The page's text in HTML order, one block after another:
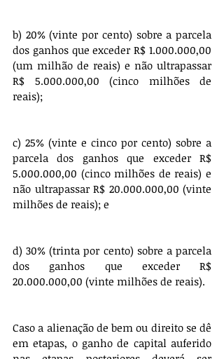
b) 20% (vinte por cento) sobre a parcela
dos ganhos que exceder R$ 1.000.000,00
(um milhão de reais) e não ultrapassar
R$ 5.000.000,00 (cinco milhões de
reais);
c) 25% (vinte e cinco por cento) sobre a
parcela dos ganhos que exceder R$
5.000.000,00 (cinco milhões de reais) e
não ultrapassar R$ 20.000.000,00 (vinte
milhões de reais); e
d) 30% (trinta por cento) sobre a parcela
dos ganhos que exceder R$
20.000.000,00 (vinte milhões de reais).
Caso a alienação de bem ou direito se dê
em etapas, o ganho de capital auferido